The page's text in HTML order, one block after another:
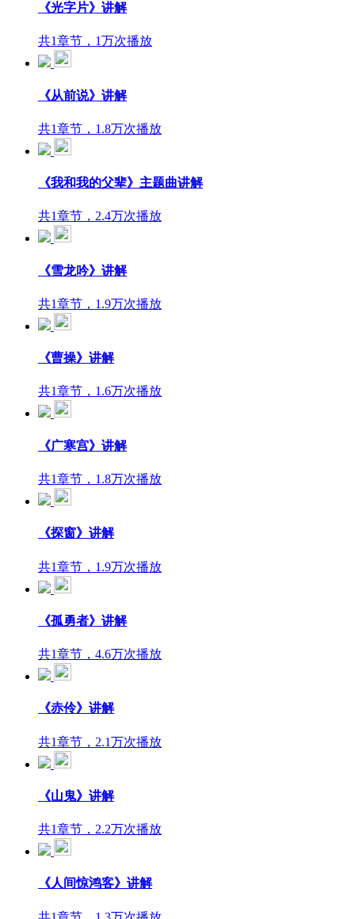
《光字片》讲解
共1章节，1万次播放
《从前说》讲解
共1章节，1.8万次播放
《我和我的父辈》主题曲讲解
共1章节，2.4万次播放
《雪龙吟》讲解
共1章节，1.9万次播放
《曹操》讲解
共1章节，1.6万次播放
《广寒宫》讲解
共1章节，1.8万次播放
《探窗》讲解
共1章节，1.9万次播放
《孤勇者》讲解
共1章节，4.6万次播放
《赤伶》讲解
共1章节，2.1万次播放
《山鬼》讲解
共1章节，2.2万次播放
《人间惊鸿客》讲解